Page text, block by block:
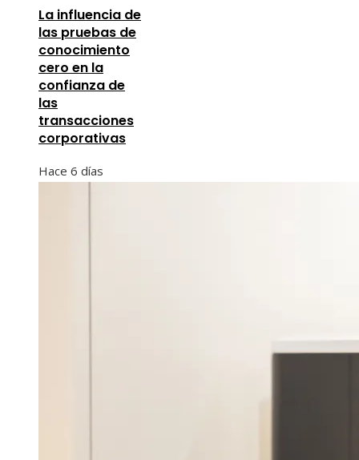
La influencia de
las pruebas de
conocimiento
cero en la
confianza de
las
transacciones
corporativas
Hace 6 días